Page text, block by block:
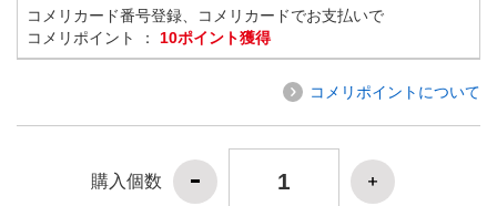
コメリカード番号登録、コメリカードでお支払いで
コメリポイント ： 10ポイント獲得
コメリポイントについて
購入個数